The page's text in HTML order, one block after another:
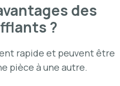
des
?
rapide et peuvent être
pièce à une autre.